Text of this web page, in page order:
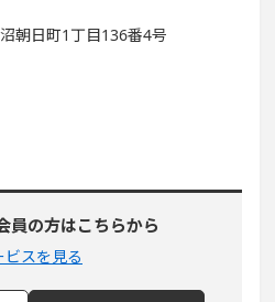
朝日町1丁目136番4号
員の方はこちらから
ビスを見る